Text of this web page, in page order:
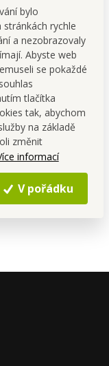
bylo
rychle
a nezobrazovaly
Abyste web
se pokaždé
tlačítka
tak, abychom
na základě
změnit
informací
V pořádku
a nechybí
oblíbených
platnost cen je od
do vyprodání
69, Česká Skalice,